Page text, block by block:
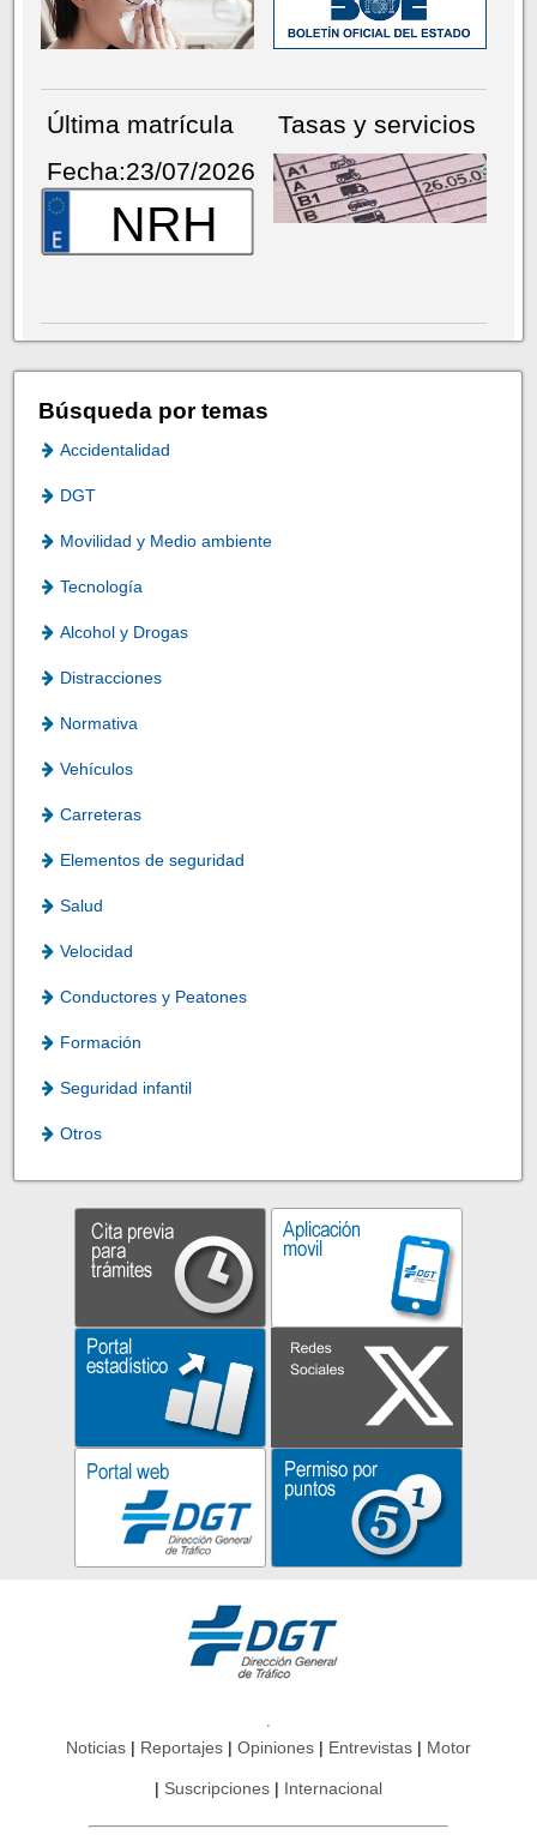
Última matrícula
Fecha:23/07/2026
NRH
Tasas y servicios
Búsqueda por temas
Accidentalidad
DGT
Movilidad y Medio ambiente
Tecnología
Alcohol y Drogas
Distracciones
Normativa
Vehículos
Carreteras
Elementos de seguridad
Salud
Velocidad
Conductores y Peatones
Formación
Seguridad infantil
Otros
Noticias Reportajes Opiniones Entrevistas Motor
Suscripciones Internacional